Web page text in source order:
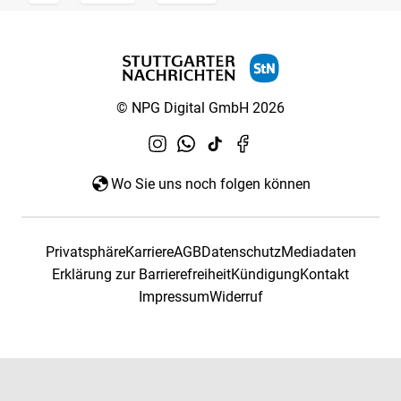
© NPG Digital GmbH 2026
Wo Sie uns noch folgen können
PrivatsphäreKarriereAGBDatenschutzMediadaten
Erklärung zur BarrierefreiheitKündigungKontakt
ImpressumWiderruf